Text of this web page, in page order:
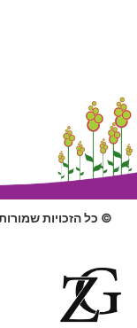
© כל הזכויות